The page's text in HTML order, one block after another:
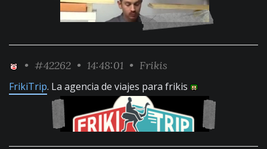
• #42262 • 14:48:01 • Frikis
FrikiTrip. La agencia de viajes para frikis